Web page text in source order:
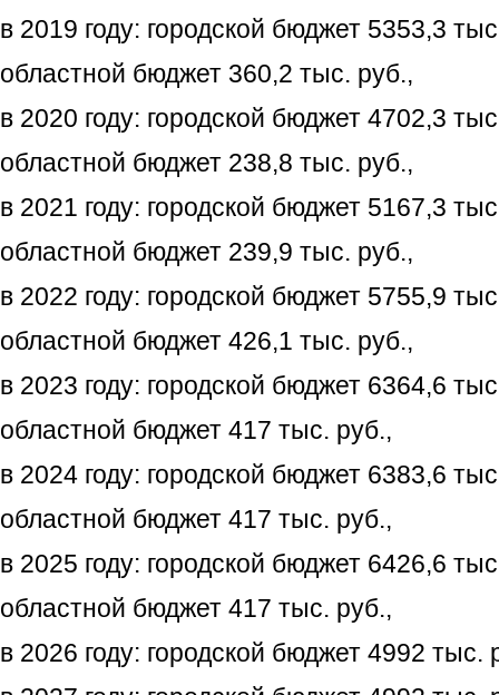
в 2019 году: городской бюджет 5353,3
областной бюджет 360,2 тыс. руб.,
в 2020 году: городской бюджет 4702,3
областной бюджет 238,8 тыс. руб.,
в 2021 году: городской бюджет 5167,3
областной бюджет 239,9 тыс. руб.,
в 2022 году: городской бюджет 5755,9
областной бюджет 426,1 тыс. руб.,
в 2023 году: городской бюджет 6364,6
областной бюджет 417 тыс. руб.,
в 2024 году: городской бюджет 6383,6
областной бюджет 417 тыс. руб.,
в 2025 году: городской бюджет 6426,6
областной бюджет 417 тыс. руб.,
в 2026 году: городской бюджет 4992 тыс.